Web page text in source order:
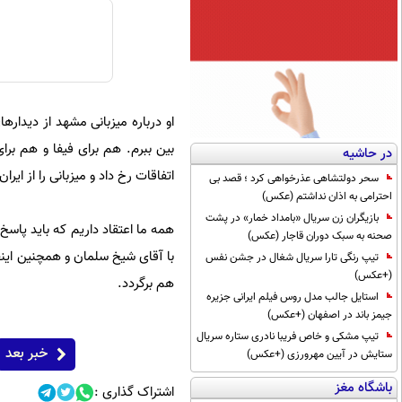
در حاشیه
سحر دولتشاهی عذرخواهی کرد ؛ قصد بی
احترامی به اذان نداشتم (عکس)
بازیگران زن سریال «بامداد خمار» در پشت
صحنه به سبک دوران قاجار (عکس)
تیپ رنگی تارا سریال شغال در جشن نفس
(+عکس)
استایل جالب مدل روس فیلم ایرانی جزیره
جیمز باند در اصفهان (+عکس)
تیپ مشکی و خاص فریبا نادری ستاره سریال
ستایش در آیین مهرورزی (+عکس)
باشگاه مغز
او درباره میزبانی مشهد از
بین ببرم. هم برای فیفا و هم
اتفاقات رخ داد و میزبانی را از
همه ما اعتقاد داریم که باید
با آقای شیخ سلمان و همچنین
هم برگردد.
خبر بعد
اشتراک گذاری :